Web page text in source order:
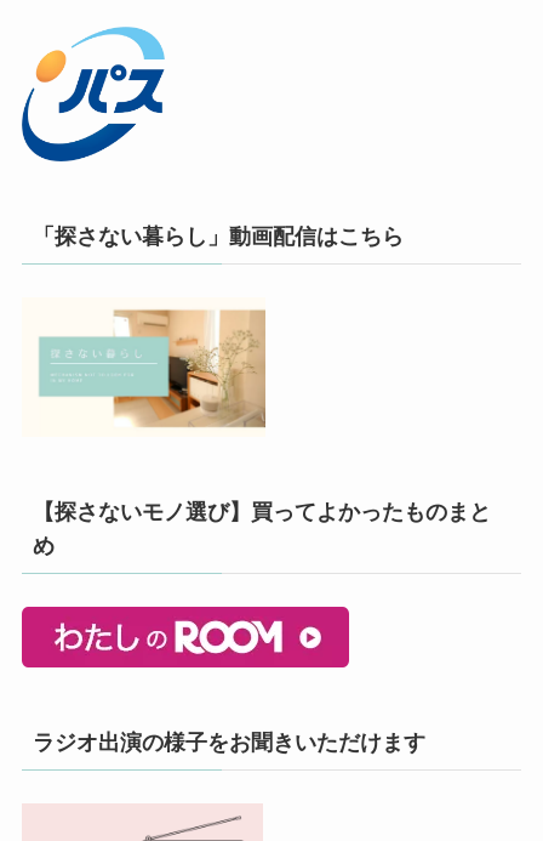
「探さない暮らし」動画配信はこちら
【探さないモノ選び】買ってよかったものまと
め
ラジオ出演の様子をお聞きいただけます